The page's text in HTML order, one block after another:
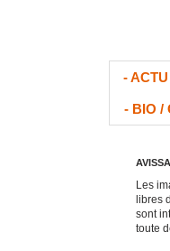
-
- BIO /
Les
libres
sont
toute